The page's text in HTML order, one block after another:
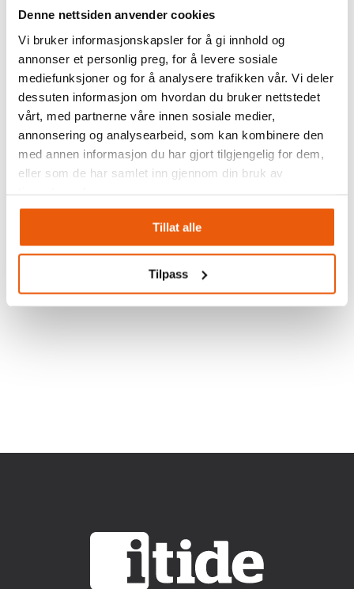
Denne nettsiden anvender cookies
Vi bruker informasjonskapsler for å gi innhold og
annonser et personlig preg, for å levere sosiale
mediefunksjoner og for å analysere trafikken vår. Vi deler
dessuten informasjon om hvordan du bruker nettstedet
vårt, med partnerne våre innen sosiale medier,
annonsering og analysearbeid, som kan kombinere den
med annen informasjon du har gjort tilgjengelig for dem,
eller som de har samlet inn gjennom din bruk av
Tillat alle
Tilpass
10 Okt: Problemer med vår E-
post
Vi opplever problemer med tilgangen til vår e-
post for øyeblikket.
Vår leverandør jobber fortløpende med å løse
medføre for våre kunder.